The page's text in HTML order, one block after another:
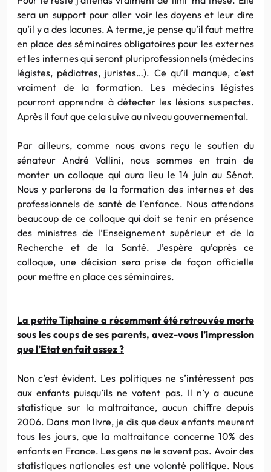
sera un support pour aller voir les doyens et leur dire
qu’il y a des lacunes. A terme, je pense qu’il faut mettre
en place des séminaires obligatoires pour les externes
et les internes qui seront pluriprofessionnels (médecins
légistes, pédiatres, juristes…). Ce qu’il manque, c’est
vraiment de la formation. Les médecins légistes
pourront apprendre à détecter les lésions suspectes.
Après il faut que cela suive au niveau gouvernemental.
Par ailleurs, comme nous avons reçu le soutien du
sénateur André Vallini, nous sommes en train de
monter un colloque qui aura lieu le 14 juin au Sénat.
Nous y parlerons de la formation des internes et des
professionnels de santé de l’enfance. Nous attendons
beaucoup de ce colloque qui doit se tenir en présence
des ministres de l’Enseignement supérieur et de la
Recherche et de la Santé. J’espère qu’après ce
colloque, une décision sera prise de façon officielle
pour mettre en place ces séminaires.
La petite Tiphaine a récemment été retrouvée morte
sous les coups de ses parents, avez-vous l’impression
que l’Etat en fait assez ?
Non c’est évident. Les politiques ne s’intéressent pas
aux enfants puisqu’ils ne votent pas. Il n’y a aucune
statistique sur la maltraitance, aucun chiffre depuis
2006. Dans mon livre, je dis que deux enfants meurent
tous les jours, que la maltraitance concerne 10% des
enfants en France. Les gens ne le savent pas. Avoir des
statistiques nationales est une volonté politique. Nous